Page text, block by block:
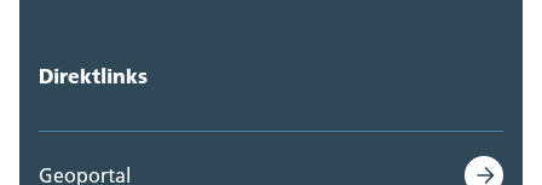
Direktlinks
Geoportal